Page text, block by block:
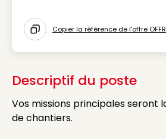
Icon copy to clipboard
Copier la référence de l'offre
Descriptif du poste
Vos missions principales seront
de chantiers.